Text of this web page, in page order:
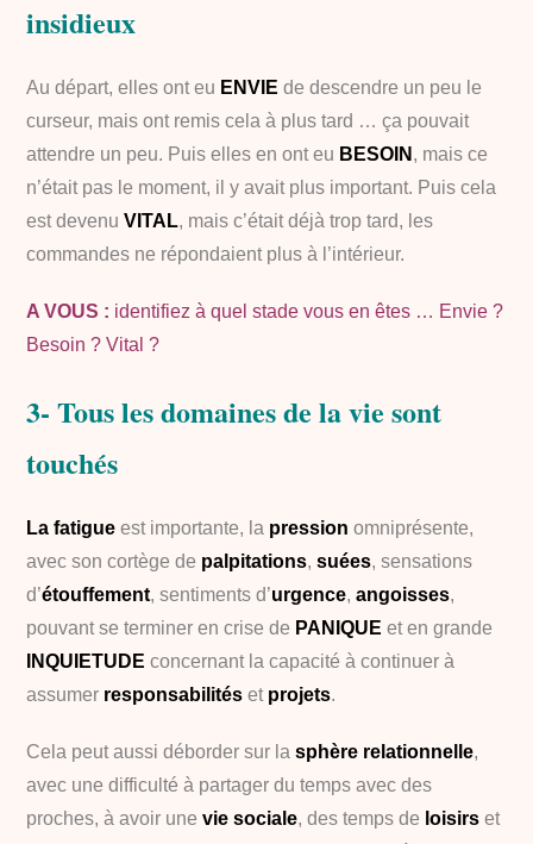
insidieux
Au départ, elles ont eu ENVIE de descendre un peu le
curseur, mais ont remis cela à plus tard … ça pouvait
attendre un peu. Puis elles en ont eu BESOIN , mais ce
n’était pas le moment, il y avait plus important. Puis cela
est devenuVITAL, mais c’était déjà trop tard, les
commandes ne répondaient plus à l’intérieur.
A VOUS : identifiez à quel stade vous en êtes … Envie ?
Besoin ? Vital ?
3- Tous les domaines de la vie sont
touchés
La fatigue est importante, la pression omniprésente,
avec son cortège de palpitations,suées, sensations
d’étouffement, sentiments d’urgence,angoisses,
pouvant se terminer en crise de PANIQUE et en grande
INQUIETUDE concernant la capacité à continuer à
assumer responsabilités et projets.
Cela peut aussi déborder sur lasphère relationnelle,
avec une difficulté à partager du temps avec des
proches, à avoir unevie sociale, des temps de loisirset